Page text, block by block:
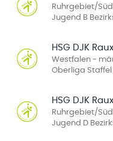
Ruhrgebiet/
Jugend B
HSG DJK
Westfalen -
Oberliga Staffel
HSG DJK
Ruhrgebiet/
Jugend D